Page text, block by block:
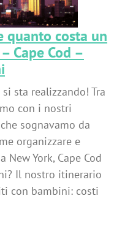
quanto costa un
Cape Cod –
sta realizzando! Tra
con i nostri
sognavamo da
organizzare e
York, Cape Cod
Il nostro itinerario
con bambini: costi